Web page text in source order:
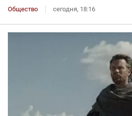
Общество сегодня, 18:16